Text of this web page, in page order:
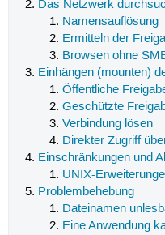
Das Netzwerk
Namensauflösung
Ermitteln der
Browsen ohne
Einhängen (mounten)
Öffentliche
Geschützte
Verbindung lösen
Direkter Zugriff
Einschränkungen und
UNIX-
Problembehebung
Dateinamen
Eine Anwendung